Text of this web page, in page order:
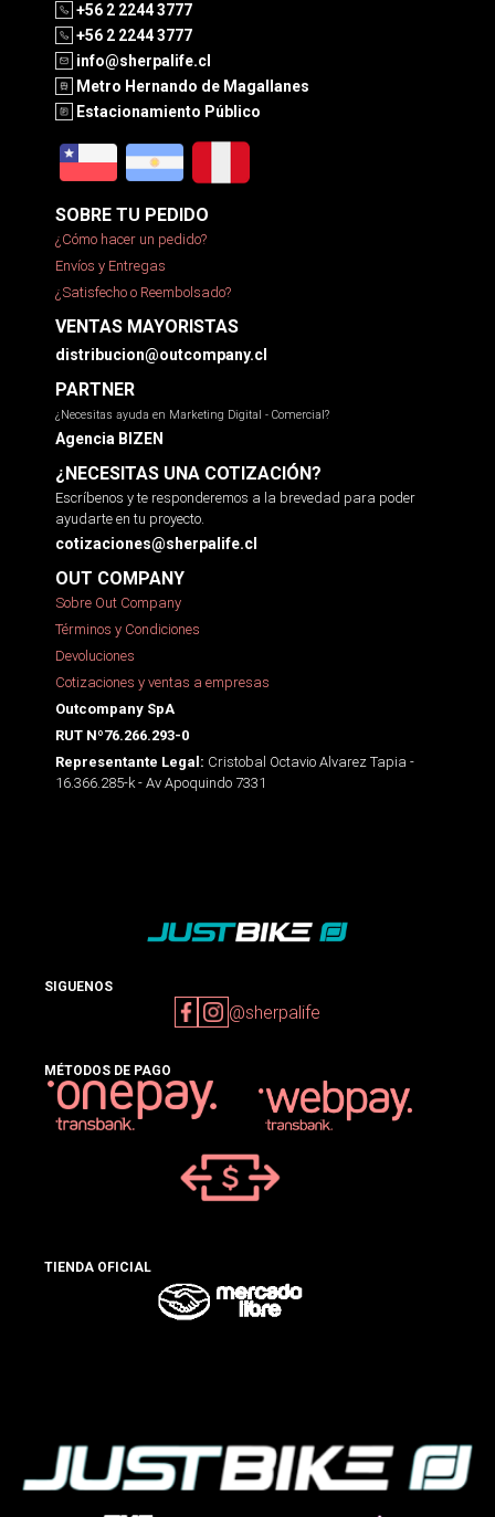
+56 2 2244 3777
+56 2 2244 3777
info@sherpalife.cl
Metro Hernando de Magallanes
Estacionamiento Público
SOBRE TU PEDIDO
¿Cómo hacer un pedido?
Envíos y Entregas
¿Satisfecho o Reembolsado?
VENTAS MAYORISTAS
distribucion@outcompany.cl
PARTNER
¿Necesitas ayuda en Marketing Digital - Comercial?
Agencia BIZEN
¿NECESITAS UNA COTIZACIÓN?
Escríbenos y te responderemos a la brevedad para poder
ayudarte en tu proyecto.
cotizaciones@sherpalife.cl
OUT COMPANY
Sobre Out Company
Términos y Condiciones
Devoluciones
Cotizaciones y ventas a empresas
Outcompany SpA
RUT Nº76.266.293-0
Representante Legal: Cristobal Octavio Alvarez Tapia -
16.366.285-k - Av Apoquindo 7331
SIGUENOS
@sherpalife
MÉTODOS DE PAGO
TIENDA OFICIAL